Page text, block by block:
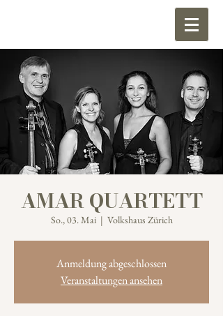
AMAR QUARTETT
So., 03. Mai
  |
Volkshaus Zürich
Anmeldung abgeschlossen
Veranstaltungen ansehen